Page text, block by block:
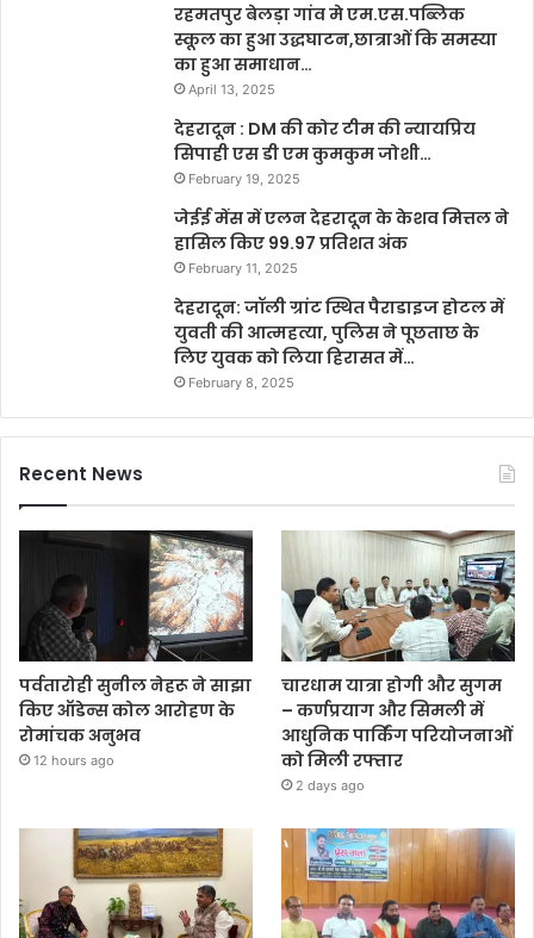
रहमतपुर बेलड़ा गांव मे एम.एस.पब्लिक
स्कूल का हुआ उद्धघाटन,छात्राओं कि समस्या
का हुआ समाधान…
April 13, 2025
देहरादून : DM की कोर टीम की न्यायप्रिय
सिपाही एस डी एम कुमकुम जोशी…
February 19, 2025
जेईई मेंस में एलन देहरादून के केशव मित्तल ने
हासिल किए 99.97 प्रतिशत अंक
February 11, 2025
देहरादून: जॉली ग्रांट स्थित पैराडाइज होटल में
युवती की आत्महत्या, पुलिस ने पूछताछ के
लिए युवक को लिया हिरासत में…
February 8, 2025
Recent News
पर्वतारोही सुनील नेहरू ने साझा
किए ऑडेन्स कोल आरोहण के
रोमांचक अनुभव
12 hours ago
चारधाम यात्रा होगी और सुगम
– कर्णप्रयाग और सिमली में
आधुनिक पार्किंग परियोजनाओं
को मिली रफ्तार
2 days ago